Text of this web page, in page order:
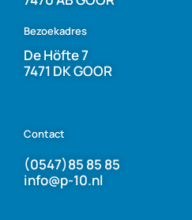
Bezoekadres
De Höfte 7
7471 DK GOOR
Contact
(0547)85 85 85
info@p-10.nl